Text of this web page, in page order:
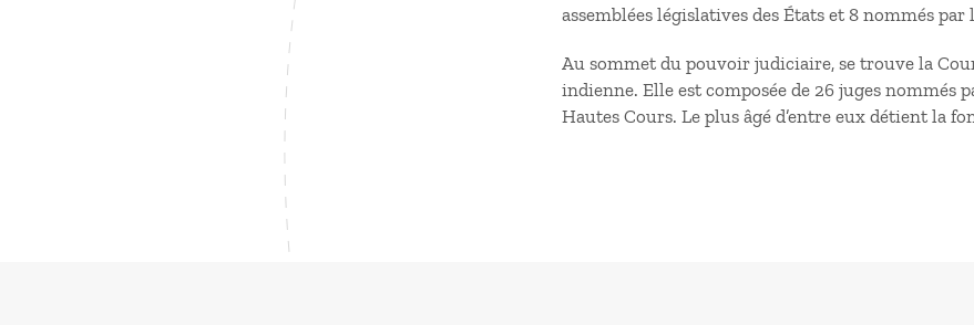
assemblées législatives des États et 8 nommés
Au sommet du pouvoir judiciaire, se trouve la
indienne. Elle est composée de 26 juges nommés
Hautes Cours. Le plus âgé d’entre eux détient la